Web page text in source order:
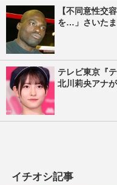
【不同意性交
を…」さいた
テレビ東京『
北川莉央アナ
イチオシ記事